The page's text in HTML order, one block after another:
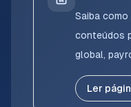
Saiba como
conteúdos
global,
Ler